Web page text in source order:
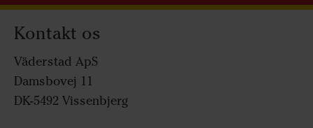
Kontakt os
Väderstad ApS
Damsbovej 11
DK-5492 Vissenbjerg